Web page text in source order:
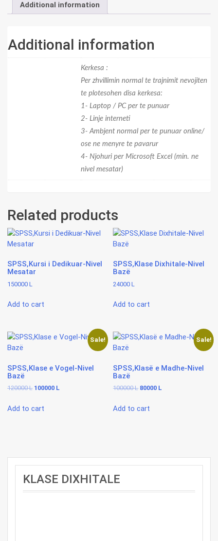
Additional information
Additional information
Kerkesa :
Per zhvillimin normal te trajnimit nevojiten
te plotesohen disa kerkesa:
1- Laptop / PC per te punuar
2- Linje interneti
3- Ambjent normal per te punuar online/
ose ne menyre te pavarur
4- Njohuri per Microsoft Excel (min. ne
nivel mesatar)
Related products
SPSS,Kursi i Dedikuar-Nivel
Mesatar
150000 L
Add to cart
SPSS,Klase Dixhitale-Nivel
Bazë
24000L
Add to cart
Sale!
SPSS,Klase e Vogel-Nivel
Bazë
120000L Original
was:
100000 L
Add to cart
Sale!
SPSS,Klasë e Madhe-Nivel
Bazë
100000L Original
was:
80000 L
Add to cart
KLASE DIXHITALE